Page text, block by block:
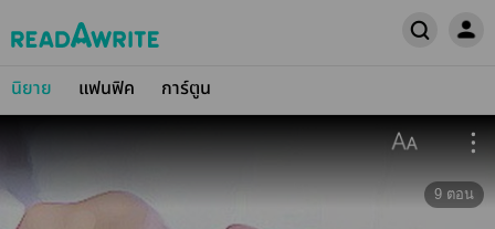
นิยาย แฟนฟิค การ์ตูน
9 ตอน